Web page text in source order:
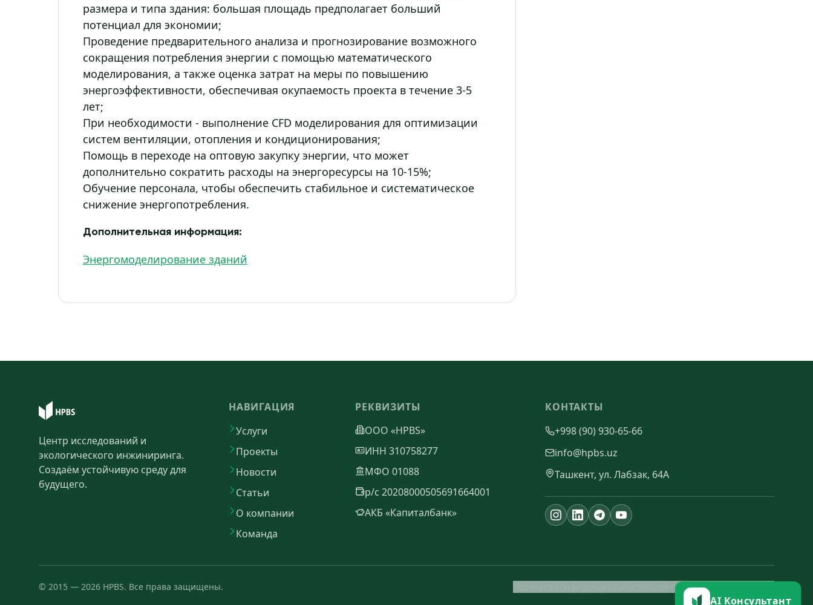
размера и типа здания: большая площадь предполагает больший
потенциал для экономии;
Проведение предварительного анализа и прогнозирование возможного
сокращения потребления энергии с помощью математического
моделирования, а также оценка затрат на меры по повышению
энергоэффективности, обеспечивая окупаемость проекта в течение 3-5
лет;
При необходимости - выполнение CFD моделирования для оптимизации
систем вентиляции, отопления и кондиционирования;
Помощь в переходе на оптовую закупку энергии, что может
дополнительно сократить расходы на энергоресурсы на 10-15%;
Обучение персонала, чтобы обеспечить стабильное и систематическое
снижение энергопотребления.
Дополнительная информация:
Энергомоделирование зданий
Центр исследований и
экологического инжиниринга.
Создаём устойчивую среду для
будущего.
НАВИГАЦИЯ
Услуги
Проекты
Новости
Статьи
О компании
Команда
РЕКВИЗИТЫ
ООО «HPBS»
ИНН 310758277
МФО 01088
р/с 20208000505691664001
АКБ «Капиталбанк»
КОНТАКТЫ
+998 (90) 930-65-66
info@hpbs.uz
Ташкент, ул. Лабзак, 64А
© 2015 — 2026 HPBS. Все права защищены. Антикоррупционная политика
AI Консультант